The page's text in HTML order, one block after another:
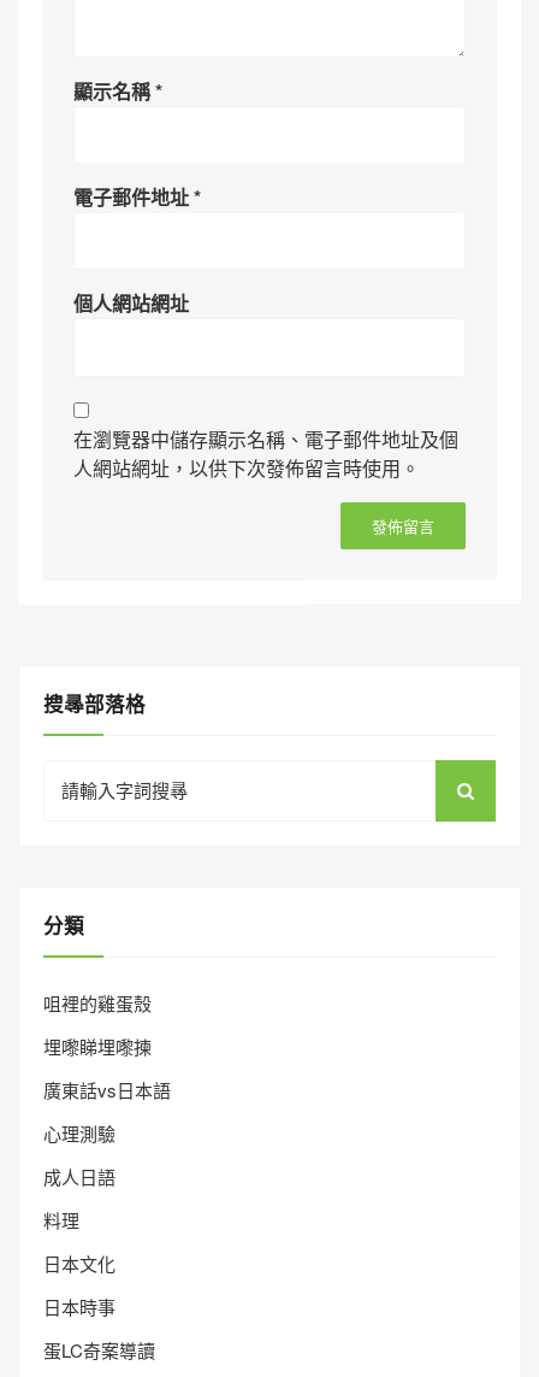
顯示名稱*
電子郵件地址*
個人網站網址
在瀏覽器中儲存顯示名稱、電子郵件地址及個
人網站網址，以供下次發佈留言時使用。
搜㝷部落格
for:
分類
咀裡的雞蛋殼
埋嚟睇埋嚟揀
廣東話vs日本語
心理測驗
成人日語
料理
日本文化
日本時事
蛋LC奇案導讀